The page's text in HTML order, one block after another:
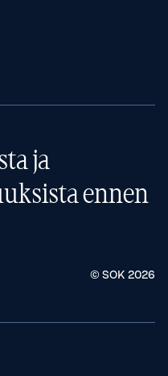
ja
ennen
© SOK 2026